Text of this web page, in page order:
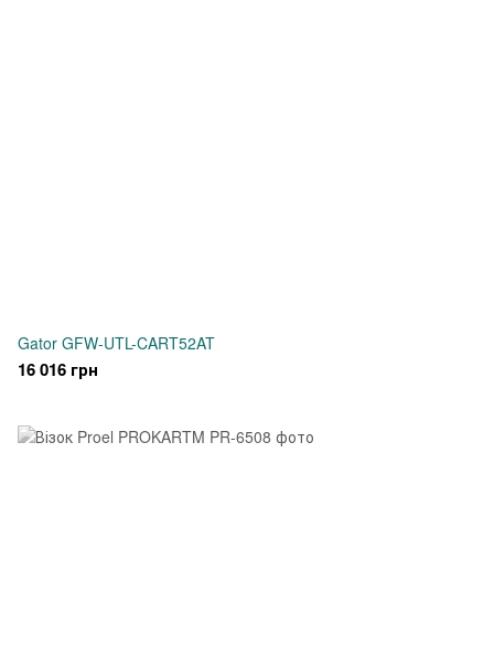
Gator GFW-UTL-CART52AT
16 016 грн